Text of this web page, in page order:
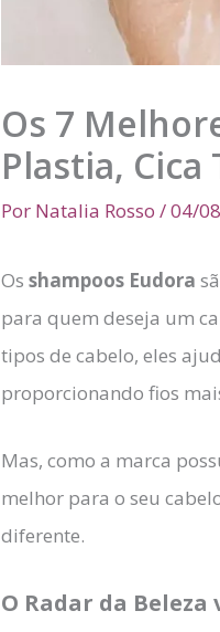
Os 7
Plastia,
Por Natalia Rosso /04/
Os shampoos Eudora
para quem deseja um
tipos de cabelo, eles
proporcionando fios
Mas, como a marca
melhor para o seu
diferente.
O Radar da